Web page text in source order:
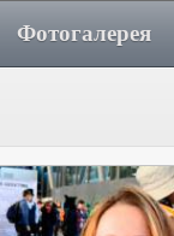
Фотогалерея